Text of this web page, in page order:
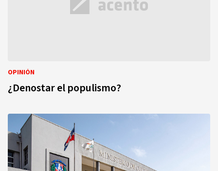
OPINIÓN
¿Denostar el populismo?